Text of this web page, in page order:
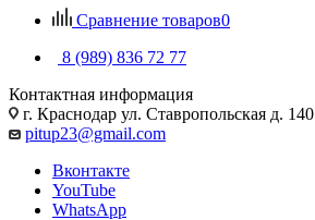
Сравнение товаров0
8 (989) 836 72 77
Контактная информация
г. Краснодар ул. Ставропольская д. 140
pitup23@gmail.com
Вконтакте
YouTube
WhatsApp